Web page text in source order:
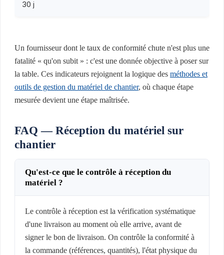
30 j
Un fournisseur dont le taux de conformité chute n'est plus une
fatalité « qu'on subit » : c'est une donnée objective à poser sur
la table. Ces indicateurs rejoignent la logique des méthodes et
outils de gestion du matériel de chantier, où chaque étape
mesurée devient une étape maîtrisée.
FAQ — Réception du matériel sur
chantier
Qu'est-ce que le contrôle à réception du
matériel ?
Le contrôle à réception est la vérification systématique
d'une livraison au moment où elle arrive, avant de
signer le bon de livraison. On contrôle la conformité à
la commande (références, quantités), l'état physique du